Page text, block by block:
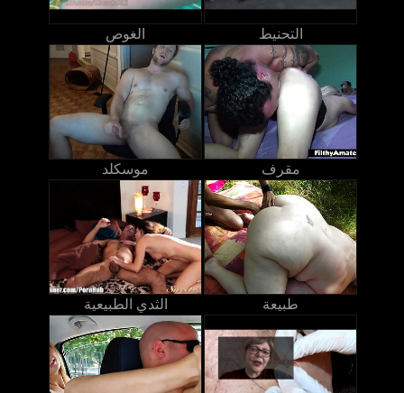
الغوص التحنيط
موسكلد مقرف
الثدي الطبيعية طبيعة